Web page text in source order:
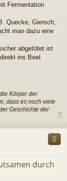
Fermentation
Quecke, Giersch,
man dazu eine
abgetötet ist
ins Beet
Körper der
dass es noch viele
Geschichte der
c
durch